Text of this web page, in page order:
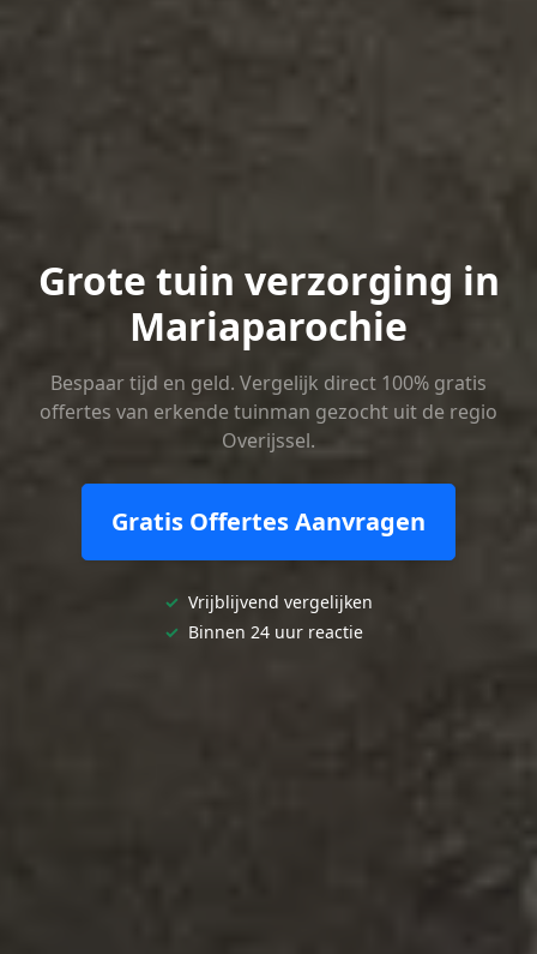
Grote tuin verzorging in
Mariaparochie
Bespaar tijd en geld. Vergelijk direct 100% gratis
offertes van erkende tuinman gezocht uit de regio
Overijssel.
Gratis Offertes Aanvragen
✓ Vrijblijvend vergelijken
✓ Binnen 24 uur reactie